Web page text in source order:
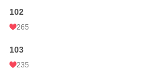
102
265
103
235